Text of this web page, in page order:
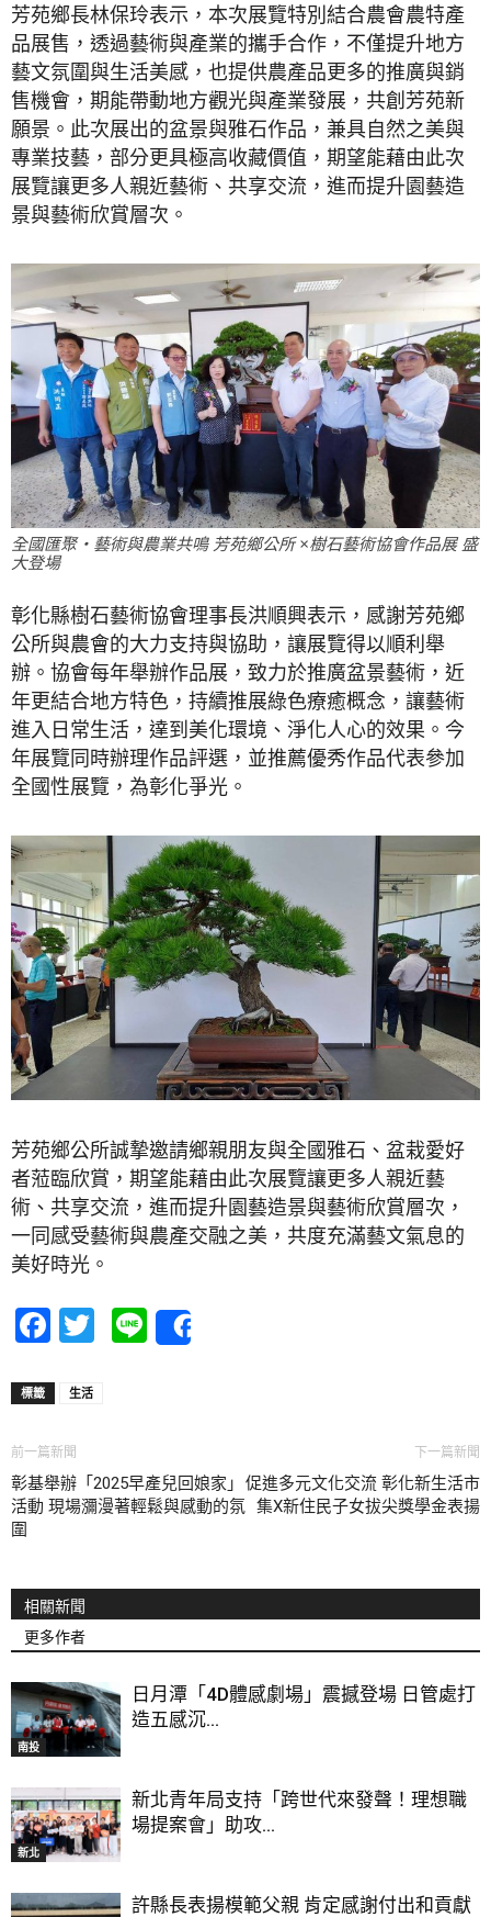
芳苑鄉長林保玲表示，本次展覽特別結合農會農特產
品展售，透過藝術與產業的攜手合作，不僅提升地方
藝文氛圍與生活美感，也提供農產品更多的推廣與銷
售機會，期能帶動地方觀光與產業發展，共創芳苑新
願景。此次展出的盆景與雅石作品，兼具自然之美與
專業技藝，部分更具極高收藏價值，期望能藉由此次
展覽讓更多人親近藝術、共享交流，進而提升園藝造
景與藝術欣賞層次。
全國匯聚‧藝術與農業共鳴 芳苑鄉公所 ×樹石藝術協會作品展 盛
大登場
彰化縣樹石藝術協會理事長洪順興表示，感謝芳苑鄉
公所與農會的大力支持與協助，讓展覽得以順利舉
辦。協會每年舉辦作品展，致力於推廣盆景藝術，近
年更結合地方特色，持續推展綠色療癒概念，讓藝術
進入日常生活，達到美化環境、淨化人心的效果。今
年展覽同時辦理作品評選，並推薦優秀作品代表參加
全國性展覽，為彰化爭光。
芳苑鄉公所誠摯邀請鄉親朋友與全國雅石、盆栽愛好
者蒞臨欣賞，期望能藉由此次展覽讓更多人親近藝
術、共享交流，進而提升園藝造景與藝術欣賞層次，
一同感受藝術與農產交融之美，共度充滿藝文氣息的
美好時光。
Facebook
Twitter
Line
標籤 生活
前一篇新聞
彰基舉辦「2025早產兒回娘家」
活動 現場瀰漫著輕鬆與感動的氛
圍
下一篇新聞
促進多元文化交流 彰化新生活市
集X新住民子女拔尖獎學金表揚
相關新聞
更多作者
南投
日月潭「4D體感劇場」震撼登場 日管處打
造五感沉...
新北
新北青年局支持「跨世代來發聲！理想職
場提案會」助攻...
許縣長表揚模範父親 肯定感謝付出和貢獻